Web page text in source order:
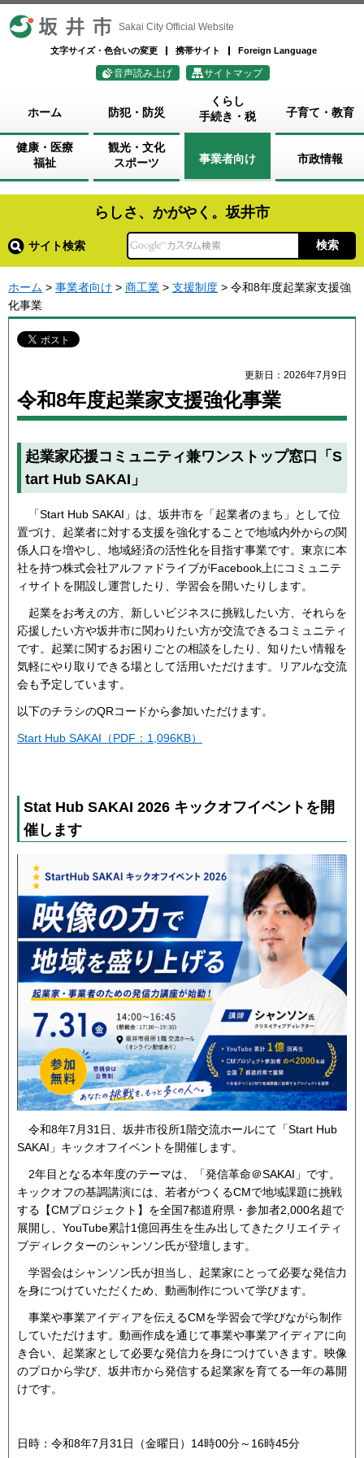
坂井市 Sakai City Official Website
文字サイズ・色合いの変更 携帯サイト Foreign Language
音声読み上げ サイトマップ
ホーム 防犯・防災
くらし
手続き・税
子育て・教育
健康・医療
福祉
観光・文化
スポーツ
事業者向け 市政情報
らしさ、かがやく。坂井市
サイト検索
ホーム > 事業者向け > 商工業 > 支援制度 > 令和8年度起業家支援強
化事業
更新日：2026年7月9日
令和8年度起業家支援強化事業
起業家応援コミュニティ兼ワンストップ窓口「S
tart Hub SAKAI」
「Start Hub SAKAI」は、坂井市を「起業者のまち」として位
置づけ、起業者に対する支援を強化することで地域内外からの関
係人口を増やし、地域経済の活性化を目指す事業です。東京に本
社を持つ株式会社アルファドライブがFacebook上にコミュニテ
ィサイトを開設し運営したり、学習会を開いたりします。
起業をお考えの方、新しいビジネスに挑戦したい方、それらを
応援したい方や坂井市に関わりたい方が交流できるコミュニティ
です。起業に関するお困りごとの相談をしたり、知りたい情報を
気軽にやり取りできる場として活用いただけます。リアルな交流
会も予定しています。
以下のチラシのQRコードから参加いただけます。
Start Hub SAKAI（PDF：1,096KB）
Stat Hub SAKAI 2026 キックオフイベントを開
催します
令和8年7月31日、坂井市役所1階交流ホールにて「Start Hub
SAKAI」キックオフイベントを開催します。
2年目となる本年度のテーマは、「発信革命＠SAKAI」です。
キックオフの基調講演には、若者がつくるCMで地域課題に挑戦
する【CMプロジェクト】を全国7都道府県・参加者2,000名超で
展開し、YouTube累計1億回再生を生み出してきたクリエイティ
ブディレクターのシャンソン氏が登壇します。
学習会はシャンソン氏が担当し、起業家にとって必要な発信力
を身につけていただくため、動画制作について学びます。
事業や事業アイディアを伝えるCMを学習会で学びながら制作
していただけます。動画作成を通じて事業や事業アイディアに向
き合い、起業家として必要な発信力を身につけていきます。映像
のプロから学び、坂井市から発信する起業家を育てる一年の幕開
けです。
日時：令和8年7月31日（金曜日）14時00分～16時45分